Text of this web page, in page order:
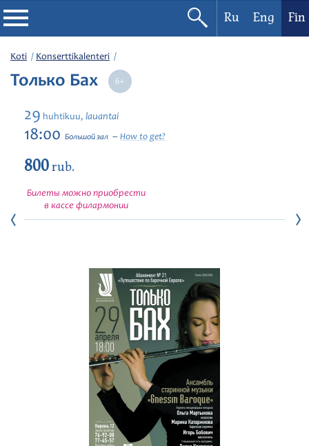
Filharmonia
Konserttikalenteri
Festivaalit
Ru Eng Fin
Koti Konserttikalenteri
Только Бах
29 huhtikuu, lauantai
18:00 Большой зал How to get?
800rub.
Билеты можно приобрести
в кассе филармонии